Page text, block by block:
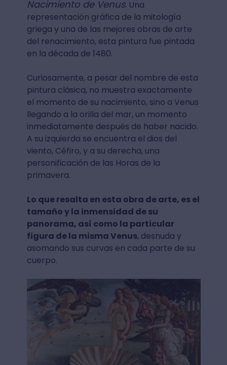
Nacimiento de Venus. Una
representación gráfica de la mitología
griega y una de las mejores obras de arte
del renacimiento, esta pintura fue pintada
en la década de 1480.
Curiosamente, a pesar del nombre de esta
pintura clásica, no muestra exactamente
el momento de su nacimiento, sino a Venus
llegando a la orilla del mar, un momento
inmediatamente después de haber nacido.
A su izquierda se encuentra el dios del
viento, Céfiro, y a su derecha, una
personificación de las Horas de la
primavera.
Lo que resalta en esta obra de arte, es el
tamaño y la inmensidad de su
panorama, así como la particular
figura de la misma Venus, desnuda y
asomando sus curvas en cada parte de su
cuerpo.